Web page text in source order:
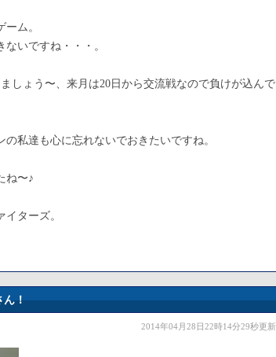
ム。
いですね・・・。
しょう〜、来月は20日から交流戦なので負けが込んで
私達も心に忘れないでおきたいですね。
ね〜♪
ターズ。
ん！
2014年04月28日22時14分29秒更新